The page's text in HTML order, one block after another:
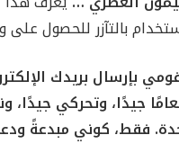
بالتآزر للحصول
بإرسال بريدك
جيدًا، وتحركي
فقط، كوني مبدعةً